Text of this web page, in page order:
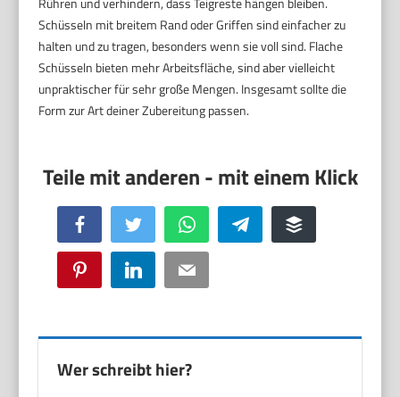
Schüsseln mit breitem Rand oder Griffen sind einfacher zu
halten und zu tragen, besonders wenn sie voll sind. Flache
Schüsseln bieten mehr Arbeitsfläche, sind aber vielleicht
unpraktischer für sehr große Mengen. Insgesamt sollte die
Form zur Art deiner Zubereitung passen.
Facebook Twitter WhatsApp Telegram Buffer
Pinterest LinkedIn Email
Wer schreibt hier?